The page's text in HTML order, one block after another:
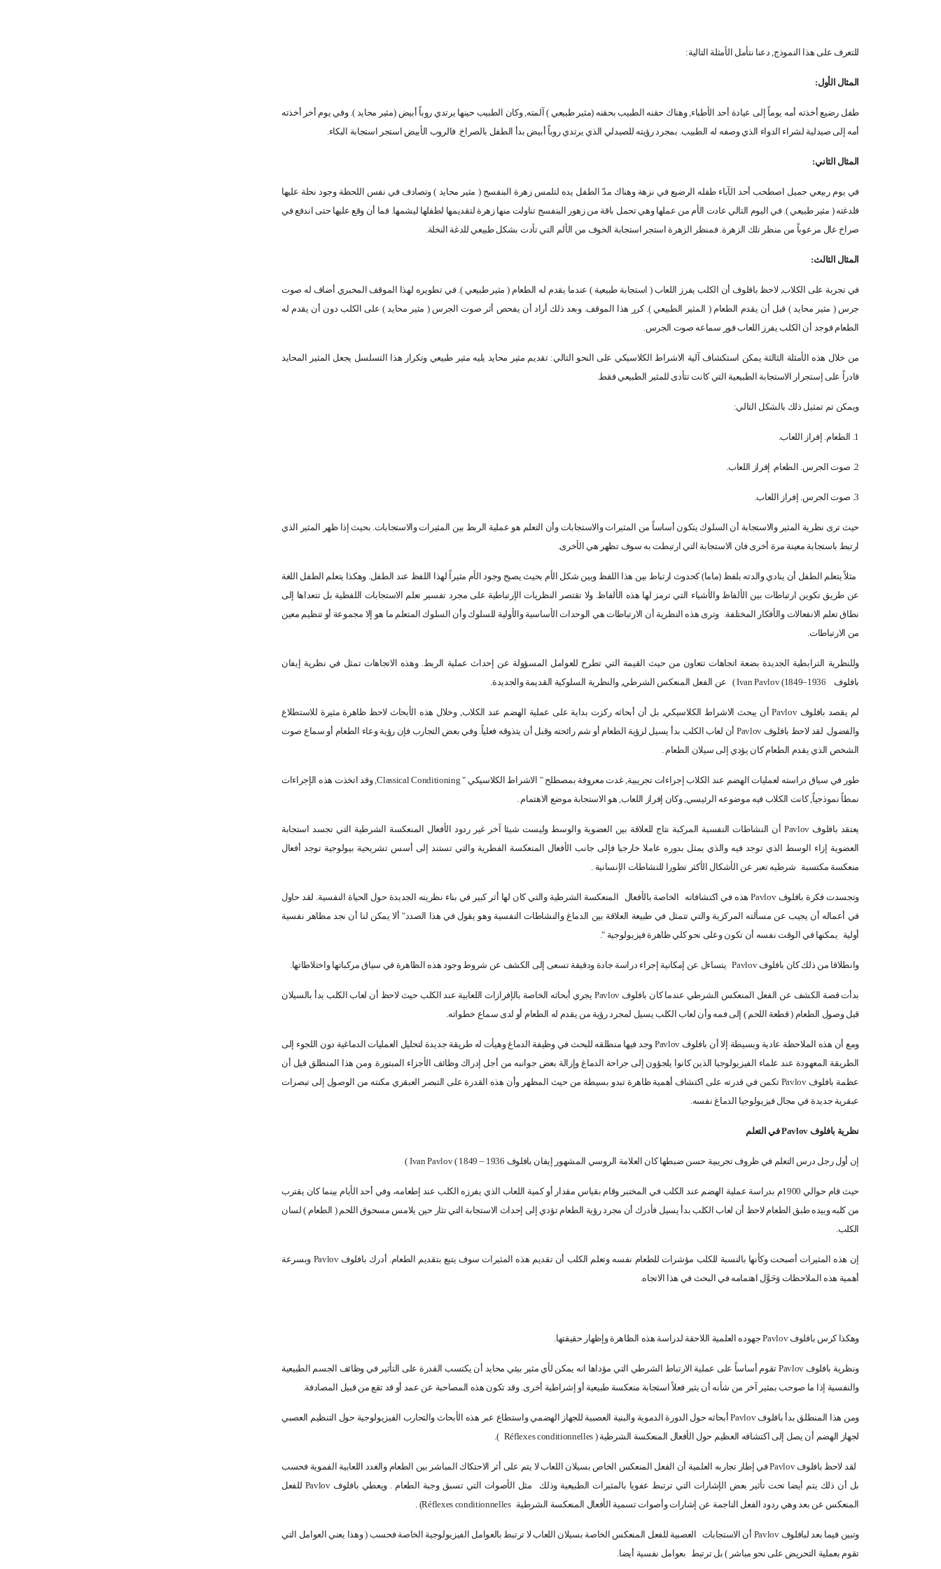
للتعرف على هذا النموذج, دعنا نتأمل الأمثلة التالية:
المثال الأول:
طفل رضيع أخذته أمه يوماً إلى عيادة أحد الأطباء, وهناك حقنه الطبيب بحقنه (مثير طبيعي ) آلمته, وكان الطبيب حينها يرتدي روباً أبيض (مثير محايد ). وفي يوم أخر أخذته
أمه إلى صيدلية لشراء الدواء الذي وصفه له الطبيب. بمجرد رؤيته للصيدلي الذي يرتدي روباً أبيض بدأ الطفل بالصراخ. فالروب الأبيض استجر استجابة البكاء.
المثال الثاني:
في يوم ربيعي جميل اصطحب أحد الآباء طفله الرضيع في نزهة وهناك مدّ الطفل يده لتلمس زهرة البنفسج ( مثير محايد ) وتصادف في نفس اللحظة وجود نحلة عليها
فلدغته ( مثير طبيعي ). في اليوم التالي عادت الأم من عملها وهي تحمل باقة من زهور البنفسج تناولت منها زهرة لتقديمها لطفلها ليشمها. فما أن وقع عليها حتى اندفع في
صراخ عال مرعوباً من منظر تلك الزهرة. فمنظر الزهرة استجر استجابة الخوف من الألم التي تأدت بشكل طبيعي للدغة النخلة.
المثال الثالث:
في تجربة على الكلاب, لاحظ بافلوف أن الكلب يفرز اللعاب ( استجابة طبيعية ) عندما يقدم له الطعام ( مثير طبيعي ). في تطويره لهذا الموقف المخبري أضاف له صوت
جرس ( مثير محايد ) قبل أن يقدم الطعام ( المثير الطبيعي ). كرر هذا الموقف. وبعد ذلك أراد أن يفحص أثر صوت الجرس ( مثير محايد ) على الكلب دون أن يقدم له
الطعام فوجد أن الكلب يفرز اللعاب فور سماعه صوت الجرس.
من خلال هذه الأمثلة الثالثة يمكن استكشاف آلية الاشراط الكلاسيكي على النحو التالي: تقديم مثير محايد يليه مثير طبيعي وتكرار هذا التسلسل يجعل المثير المحايد
قادراً على إستجرار الاستجابة الطبيعية التي كانت تتأدى للمثير الطبيعي فقط.
ويمكن تم تمثيل ذلك بالشكل التالي:
1. الطعام. إفراز اللعاب.
2. صوت الجرس. الطعام. إفراز اللعاب.
3. صوت الجرس. إفراز اللعاب.
حيث ترى نظرية المثير والاستجابة أن السلوك يتكون أساساً من المثيرات والاستجابات وأن التعلم هو عملية الربط بين المثيرات والاستجابات. بحيث إذا ظهر المثير الذي
ارتبط باستجابة معينة مرة أخرى فان الاستجابة التي ارتبطت به سوف تظهر هي الأخرى.
مثلاً يتعلم الطفل أن ينادي والدته بلفظ (ماما) كحدوث ارتباط بين هذا اللفظ وبين شكل الأم بحيث يصبح وجود الأم مثيراً لهذا اللفظ عند الطفل. وهكذا يتعلم الطفل اللغة
عن طريق تكوين ارتباطات بين الألفاظ والأشياء التي ترمز لها هذه الألفاظ. ولا تقتصر النظريات الإرتباطية على مجرد تفسير تعلم الاستجابات اللفظية بل تتعداها إلى
نطاق تعلم الانفعالات والأفكار المختلفة. وترى هذه النظرية أن الارتباطات هي الوحدات الأساسية والأولية للسلوك وأن السلوك المتعلم ما هو إلا مجموعة أو تنظيم معين
من الارتباطات.
وللنظرية الترابطية الجديدة بضعة اتجاهات تتعاون من حيث القيمة التي تطرح للعوامل المسؤولة عن إحداث عملية الربط. وهذه الاتجاهات تمثل في نظرية إيفان
بافلوف
Ivan Pavlov (1849–1936
) عن الفعل المنعكس الشرطي, والنظرية السلوكية القديمة والجديدة.
لم يقصد بافلوفPavlovأن يبحث الاشراط الكلاسيكي, بل أن أبحاثه ركزت بداية على عملية الهضم عند الكلاب, وخلال هذه الأبحاث لاحظ ظاهرة مثيرة للاستطلاع
والفضول. لقد لاحظ بافلوفPavlov أن لعاب الكلب بدأ يسيل لرؤية الطعام أو شم رائحته وقبل أن يتذوقه فعلياً. وفي بعض التجارب فإن رؤية وعاء الطعام أو سماع صوت
الشخص الذي يقدم الطعام كان يؤدي إلى سيلان الطعام .
طور في سياق دراسته لعمليات الهضم عند الكلاب إجراءات تجريبية, غدت معروفة بمصطلح " الاشراط الكلاسيكي " Classical Conditioning, وقد اتخذت هذه الإجراءات
نمطاً نموذجياً, كانت الكلاب فيه موضوعه الرئيسي, وكان إفراز اللعاب, هو الاستجابة موضع الاهتمام .
يعتقد بافلوفPavlov أن النشاطات النفسية المركبة نتاج للعلاقة بين العضوية والوسط وليست شيئا آخر غير ردود الأفعال المنعكسة الشرطية التي تجسد استجابة
العضوية إزاء الوسط الذي توجد فيه والذي يمثل بدوره عاملا خارجيا فإلى جانب الأفعال المنعكسة الفطرية والتي تستند إلى أسس تشريحية بيولوجية توجد أفعال
منعكسة مكتسبة شرطيه تعبر عن الأشكال الأكثر تطورا للنشاطات الإنسانية .
وتجسدت فكرة بافلوفPavlovهذه في اكتشافاته الخاصة بالأفعال
المنعكسة الشرطية والتي كان لها أثر كبير في بناء نظريته الجديدة حول الحياة النفسية. لقد حاول
في أعماله أن يجيب عن مسألته المركزية والتي تتمثل في طبيعة العلاقة بين الدماغ والنشاطات النفسية وهو يقول في هذا الصدد" ألا يمكن لنا أن نجد مظاهر نفسية
أولية يمكنها في الوقت نفسه أن تكون وعلى نحو كلي ظاهرة فيزيولوجية ".
وانطلاقا من ذلك كان بافلوفPavlov يتساءل عن إمكانية إجراء دراسة جادة ودقيقة تسعى إلى الكشف عن شروط وجود هذه الظاهرة في سياق مركباتها واختلاطاتها.
بدأت قصة الكشف عن الفعل المنعكس الشرطي عندما كان بافلوف Pavlov يجري أبحاثه الخاصة بالإفرازات اللعابية عند الكلب حيث لاحظ أن لعاب الكلب بدأ بالسيلان
قبل وصول الطعام ( قطعة اللحم ) إلى فمه وأن لعاب الكلب يسيل لمجرد رؤية من يقدم له الطعام أو لدى سماع خطواته.
ومع أن هذه الملاحظة عادية وبسيطة إلا أن بافلوفPavlov وجد فيها منطلقه للبحث في وظيفة الدماغ وهيأت له طريقة جديدة لتحليل العمليات الدماغية دون اللجوء إلى
الطريقة المعهودة عند علماء الفيزيولوجيا الذين كانوا يلجؤون إلى جراحة الدماغ وإزالة بعض جوانبه من أجل إدراك وظائف الأجزاء المبتورة. ومن هذا المنطلق قيل أن
عظمة بافلوفPavlov تكمن في قدرته على اكتشاف أهمية ظاهرة تبدو بسيطة من حيث المظهر وأن هذه القدرة على التبصر العبقري مكنته من الوصول إلى تبصرات
عبقرية جديدة في مجال فيزيولوجيا الدماغ نفسه.
نظرية بافلوف Pavlovفي التعلم
إن أول رجل درس التعلم في ظروف تجريبية حسن ضبطها كان العلامة الروسي المشهور إيفان بافلوف Ivan Pavlov ( 1849 – 1936
)
حيث قام حوالي 1900م بدراسة عملية الهضم عند الكلب في المختبر وقام بقياس مقدار أو كمية اللعاب الذي يفرزه الكلب عند إطعامه، وفي أحد الأيام بينما كان يقترب
من كلبه وبيده طبق الطعام لاحظ أن لعاب الكلب بدأ يسيل فأدرك أن مجرد رؤية الطعام تؤدي إلى إحداث الاستجابة التي تثار حين يلامس مسحوق اللحم ( الطعام ) لسان
الكلب.
إن هذه المثيرات أصبحت وكأنها بالنسبة للكلب مؤشرات للطعام نفسه وتعلم الكلب أن تقديم هذه المثيرات سوف يتبع بتقديم الطعام. أدرك بافلوفPavlov وبسرعة
أهمية هذه الملاحظات وَحَوَّل اهتمامه في البحث في هذا الاتجاه.
وهكذا كرس بافلوفPavlovجهوده العلمية اللاحقة لدراسة هذه الظاهرة وإظهار حقيقتها.
ونظرية بافلوفPavlov تقوم أساساً على عملية الارتباط الشرطي التي مؤداها انه يمكن لأي مثير بيئي محايد أن يكتسب القدرة على التأثير في وظائف الجسم الطبيعية
والنفسية إذا ما صوحب بمثير آخر من شأنه أن يثير فعلاً استجابة منعكسة طبيعية أو إشراطية أخرى. وقد تكون هذه المصاحبة عن عمد أو قد تقع من قبيل المصادفة.
ومن هذا المنطلق بدأ بافلوفPavlovأبحاثه حول الدورة الدموية والبنية العصبية للجهاز الهضمي واستطاع عبر هذه الأبحاث والتحارب الفيزيولوجية حول التنظيم العصبي
لجهاز الهضم أن يصل إلى اكتشافه العظيم حول الأفعال المنعكسة الشرطية ( Réflexes conditionnelles
).
لقد لاحظ بافلوفPavlovفي إطار تجاربه العلمية أن الفعل المنعكس الخاص بسيلان اللعاب لا يتم على أثر الاحتكاك المباشر بين الطعام والغدد اللعابية الفموية فحسب
بل أن ذلك يتم أيضا تحت تأثير بعض الإشارات التي ترتبط عفويا بالمثيرات الطبيعية وذلك
مثل الأصوات التي تسبق وجبة الطعام . ويعطي بافلوفPavlov للفعل
المنعكس عن بعد وهي ردود الفعل الناجمة عن إشارات وأصوات تسمية الأفعال المنعكسة الشرطية Réflexes conditionnelles
) .
وتبين فيما بعد لبافلوفPavlov أن الاستجابات
العصبية للفعل المنعكس الخاصة بسيلان اللعاب لا ترتبط بالعوامل الفيزيولوجية الخاصة فحسب ( وهذا يعني العوامل التي
تقوم بعملية التحريض على نحو مباشر ) بل ترتبط بعوامل نفسية أيضا.